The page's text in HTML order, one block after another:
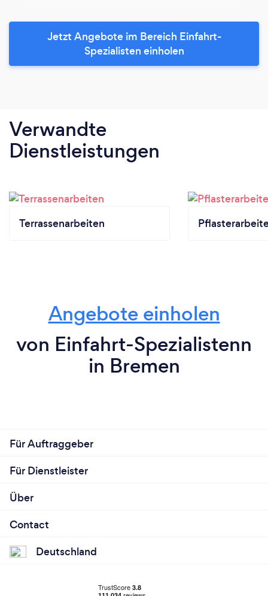
Jetzt Angebote im Bereich Einfahrt-
Spezialisten einholen
Verwandte
Dienstleistungen
Terrassenarbeiten
Angebote einholen
von Einfahrt-Spezialistenn
in Bremen
Für Auftraggeber
Für Dienstleister
Über
Contact
Deutschland